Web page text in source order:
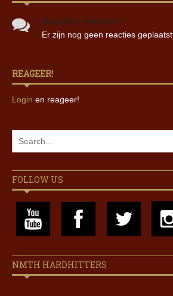
Nog geen reacties!
Er zijn nog geen reacties geplaatst.
REAGEER!
Login en reageer!
FOLLOW US
NMTH HARDHITTERS